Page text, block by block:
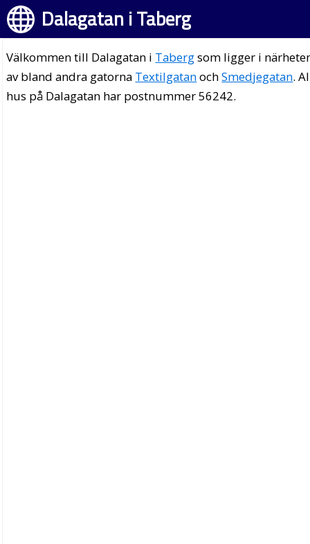
Dalagatan i Taberg
Välkommen till Dalagatan i Tabergsom ligger i
av bland andra gatorna TextilgatanochSmedjegatan.
hus på Dalagatan har postnummer 56242.